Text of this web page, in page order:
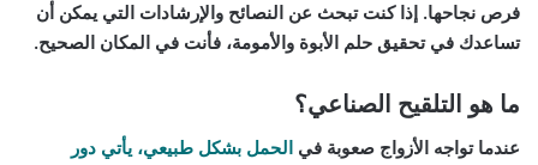
فرص نجاحها. إذا كنت تبحث عن النصائح والإرشادات التي يمكن أن
تساعدك في تحقيق حلم الأبوة والأمومة، فأنت في المكان الصحيح.
ما هو التلقيح الصناعي؟
عندما تواجه الأزواج صعوبة في الحمل بشكل طبيعي، يأتي دور